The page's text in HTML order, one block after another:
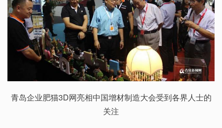
青岛企业肥猫3D网亮相中国增材制造大会受到各界人士的
关注